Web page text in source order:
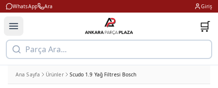
WhatsApp Ara Giriş
🛒
Parça Ara...
Ana Sayfa Ürünler Scudo 1.9 Yağ Filtresi Bosch